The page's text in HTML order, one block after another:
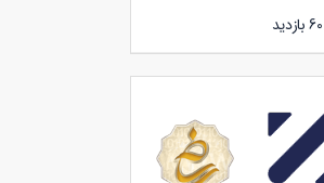
60 بازدید